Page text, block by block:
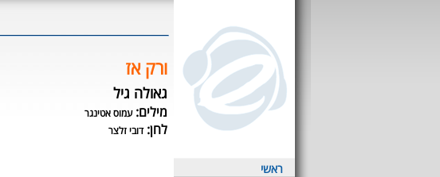
ראשי
ורק אז
גאולה גיל
מילים:עמוס אטינגר
לחן:דובי זלצר